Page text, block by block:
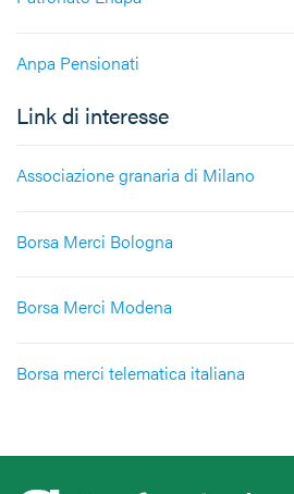
Anpa Pensionati
Link di interesse
Associazione granaria di Milano
Borsa Merci Bologna
Borsa Merci Modena
Borsa merci telematica italiana